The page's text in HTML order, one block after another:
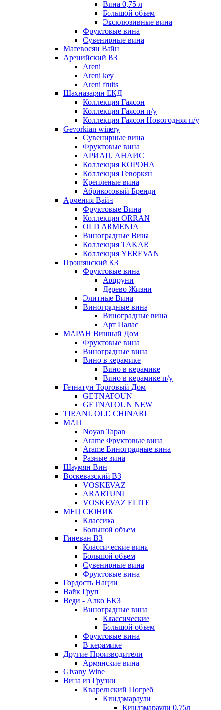
Вина 0,75 л
Большой объем
Эксклюзивные вина
Фруктовые вина
Cувенирные вина
Матевосян Вайн
Аренийский ВЗ
Areni
Areni key
Areni fruits
Шахназарян ЕКД
Коллекция Гаясон
Коллекция Гаясон п/у
Коллекция Гаясон Новогодняя п/у
Gevorkian winery
Сувенирные вина
Фруктовые вина
АРИАЦ. АНАИС
Коллекция КОРОНА
Коллекция Геворкян
Крепленые вина
Абрикосовый Бренди
Армения Вайн
Фруктовые Вина
Коллекция ORRAN
OLD ARMENIA
Виноградные Вина
Коллекция TAKAR
Коллекция YEREVAN
Прошянский КЗ
Фруктовые вина
Арцруни
Дерево Жизни
Элитные Вина
Виноградные вина
Виноградные вина
Арт Палас
МАРАН Винный Дом
Фруктовые вина
Виноградные вина
Вино в керамике
Вино в керамике
Вино в керамике п/у
Гетнатун Торговый Дом
GETNATOUN
GETNATOUN NEW
TIRANI. OLD CHINARI
МАП
Noyan Tapan
Arame Фруктовые вина
Arame Виноградные вина
Разные вина
Шаумян Вин
Воскевазский ВЗ
VOSKEVAZ
ARARTUNI
VOSKEVAZ ELITE
МЕЦ СЮНИК
Классика
Большой объем
Гиневан ВЗ
Классические вина
Большой объем
Сувенирные вина
Фруктовые вина
Гордость Нации
Вайк Груп
Веди - Алко ВКЗ
Виноградные вина
Классические
Большой объем
Фруктовые вина
В керамике
Другие Производители
Армянские вина
Givany Wine
Вина из Грузии
Кварельский Погреб
Киндзмараули
Киндзмараули 0,75л